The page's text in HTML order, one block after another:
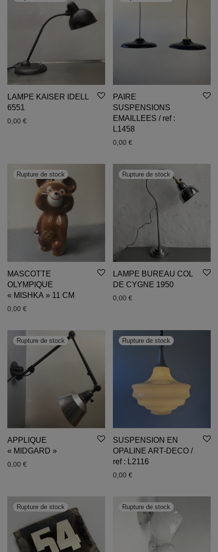
LAMPE KAISER IDELL
6551
0,00 €
PAIRE
SUSPENSIONS
EMAILLEES / ref :
L1458
0,00 €
MASCOTTE
OLYMPIQUE
« MISHKA » 11 CM
0,00 €
LAMPE BUREAU COL
DE CYGNE 1950
0,00 €
APPLIQUE
« MIDGARD »
0,00 €
SUSPENSION EN
OPALINE ART-DECO /
ref : L2116
0,00 €